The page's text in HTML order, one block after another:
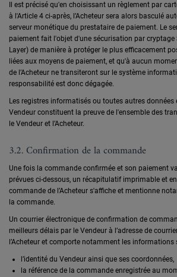
Il est précisé qu'en choisissant un règlement par
à l'Article 4 ci-après, l’Acheteur sera alors basculé
serveur monétique du prestataire de paiement. Le
paiement fait l'objet d'une sécurisation par cryptage
Layer) de manière à protéger le plus efficacement
liées aux moyens de paiement, et qu'à aucun
de l’Acheteur ne transiteront sur le système
responsabilité est donc dégagée.
Les registres informatisés ou toutes autres données
Vendeur constituent la preuve de l'ensemble des
le Vendeur et l’Acheteur.
3.2. Confirmation de la commande
Une fois la commande confirmée et son paiement
prévues ci-dessous, un récapitulatif imprimable et
commande de l’Acheteur s'affiche et mentionne
la commande.
Un courrier électronique de confirmation de
meilleurs délais par le Vendeur à l’adresse de
l’Acheteur et comporte notamment les informations
l’identité du Vendeur ainsi que ses coordonnées,
la référence de la commande enregistrée au